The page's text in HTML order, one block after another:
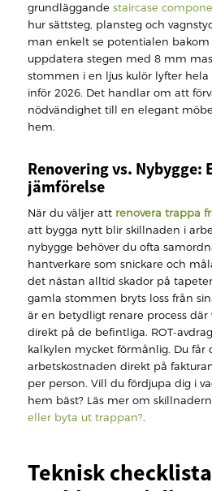
grundläggande staircase
hur sättsteg, plansteg och
man enkelt se potentialen
uppdatera stegen med 8 mm
stommen i en ljus kulör lyfter hela
inför 2026. Det handlar om att
nödvändighet till en elegant
hem.
Renovering vs. Nybygge:
jämförelse
När du väljer att renovera trappa
att bygga nytt blir skillnaden i
nybygge behöver du ofta
hantverkare som snickare och
det nästan alltid skador på
gamla stommen bryts loss från
är en betydligt renare process
direkt på de befintliga. ROT-
kalkylen mycket förmånlig. Du får
arbetskostnaden direkt på
per person. Vill du fördjupa dig i
hem bäst? Läs mer om
eller byta ut trappan?.
Teknisk